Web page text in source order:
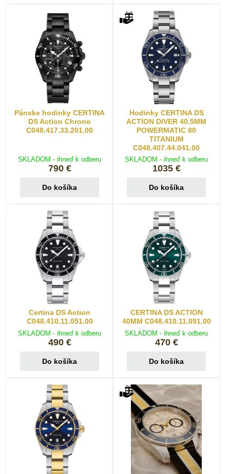
Pánske hodinky CERTINA
DS Action Chrono
C048.417.33.201.00
SKLADOM - ihneď k odberu
790 €
Do košíka
Hodinky CERTINA DS
ACTION DIVER 40.5MM
POWERMATIC 80
TITANIUM
C048.407.44.041.00
SKLADOM - ihneď k odberu
1035 €
Do košíka
Certina DS Action
C048.410.11.051.00
SKLADOM - ihneď k odberu
490 €
Do košíka
CERTINA DS ACTION
40MM C048.410.11.091.00
SKLADOM - ihneď k odberu
470 €
Do košíka